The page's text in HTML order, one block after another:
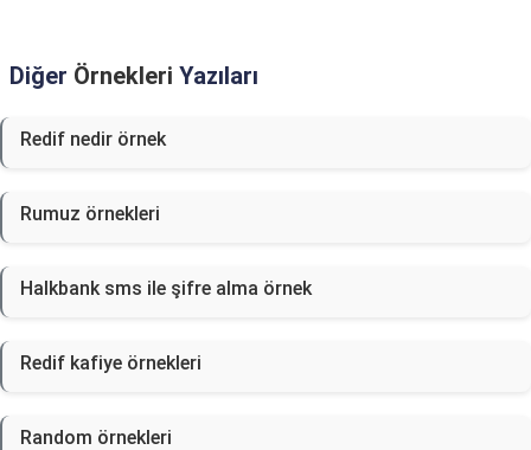
Diğer Örnekleri Yazıları
Redif nedir örnek
Rumuz örnekleri
Halkbank sms ile şifre alma örnek
Redif kafiye örnekleri
Random örnekleri